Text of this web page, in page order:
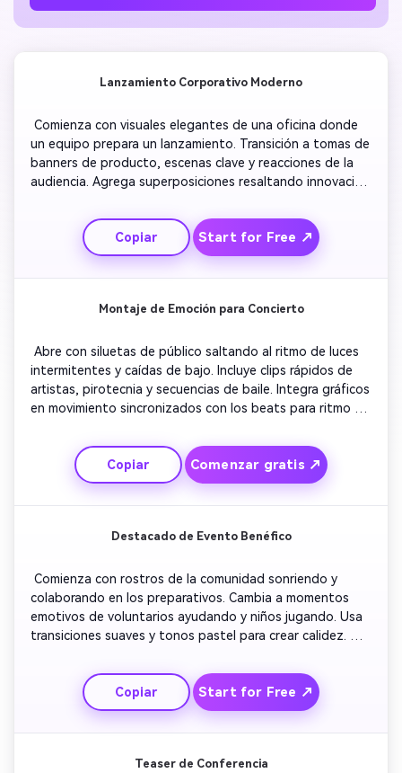
Lanzamiento Corporativo Moderno
Comienza con visuales elegantes de una oficina donde
un equipo prepara un lanzamiento. Transición a tomas de
banners de producto, escenas clave y reacciones de la
audiencia. Agrega superposiciones resaltando innovación
cámara con iluminación brillante para un tono positivo.
Termina con el logo de la empresa y un eslogan sobre un
fondo de degradado limpio para hacer memorable la
marca.
Copiar Start for Free ↗
Montaje de Emoción para Concierto
Abre con siluetas de público saltando al ritmo de luces
intermitentes y caídas de bajo. Incluye clips rápidos de
artistas, pirotecnia y secuencias de baile. Integra gráficos
en movimiento sincronizados con los beats para ritmo
tomas amplias del lugar. Finaliza con detalles del evento
Copiar Comenzar gratis ↗
Destacado de Evento Benéfico
Comienza con rostros de la comunidad sonriendo y
colaborando en los preparativos. Cambia a momentos
emotivos de voluntarios ayudando y niños jugando. Usa
transiciones suaves y tonos pastel para crear calidez.
Concluye con un llamado inspirador a la acción y el logo
Copiar Start for Free ↗
Teaser de Conferencia